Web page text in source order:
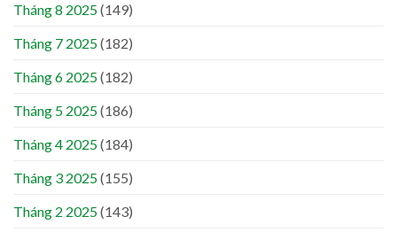
Tháng 8 2025(149)
Tháng 7 2025(182)
Tháng 6 2025(182)
Tháng 5 2025(186)
Tháng 4 2025(184)
Tháng 3 2025(155)
Tháng 2 2025(143)